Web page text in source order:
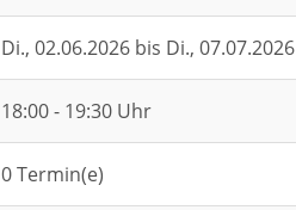
Di., 02.06.2026 bis Di., 07.07.2026
18:00 - 19:30 Uhr
0 Termin(e)